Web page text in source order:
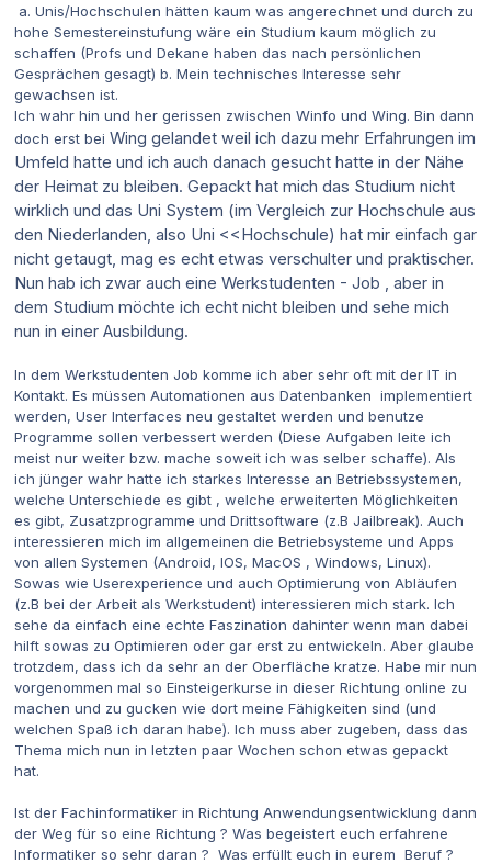
a. Unis/Hochschulen hätten kaum was angerechnet und durch zu
hohe Semestereinstufung wäre ein Studium kaum möglich zu
schaffen (Profs und Dekane haben das nach persönlichen
Gesprächen gesagt) b. Mein technisches Interesse sehr
gewachsen ist.
Ich wahr hin und her gerissen zwischen Winfo und Wing. Bin dann
doch erst bei Wing gelandet weil ich dazu mehr Erfahrungen im
Umfeld hatte und ich auch danach gesucht hatte in der Nähe
der Heimat zu bleiben. Gepackt hat mich das Studium nicht
wirklich und das Uni System (im Vergleich zur Hochschule aus
den Niederlanden, also Uni <<Hochschule) hat mir einfach gar
nicht getaugt, mag es echt etwas verschulter und praktischer.
Nun hab ich zwar auch eine Werkstudenten - Job , aber in
dem Studium möchte ich echt nicht bleiben und sehe mich
nun in einer Ausbildung.
In dem Werkstudenten Job komme ich aber sehr oft mit der IT in
Kontakt. Es müssen Automationen aus Datenbanken implementiert
werden, User Interfaces neu gestaltet werden und benutze
Programme sollen verbessert werden (Diese Aufgaben leite ich
meist nur weiter bzw. mache soweit ich was selber schaffe). Als
ich jünger wahr hatte ich starkes Interesse an Betriebssystemen,
welche Unterschiede es gibt , welche erweiterten Möglichkeiten
es gibt, Zusatzprogramme und Drittsoftware (z.B Jailbreak). Auch
interessieren mich im allgemeinen die Betriebsysteme und Apps
von allen Systemen (Android, IOS, MacOS , Windows, Linux).
Sowas wie Userexperience und auch Optimierung von Abläufen
(z.B bei der Arbeit als Werkstudent) interessieren mich stark. Ich
sehe da einfach eine echte Faszination dahinter wenn man dabei
hilft sowas zu Optimieren oder gar erst zu entwickeln. Aber glaube
trotzdem, dass ich da sehr an der Oberfläche kratze. Habe mir nun
vorgenommen mal so Einsteigerkurse in dieser Richtung online zu
machen und zu gucken wie dort meine Fähigkeiten sind (und
welchen Spaß ich daran habe). Ich muss aber zugeben, dass das
Thema mich nun in letzten paar Wochen schon etwas gepackt
hat.
Ist der Fachinformatiker in Richtung Anwendungsentwicklung dann
der Weg für so eine Richtung ? Was begeistert euch erfahrene
Informatiker so sehr daran ? Was erfüllt euch in eurem Beruf ?